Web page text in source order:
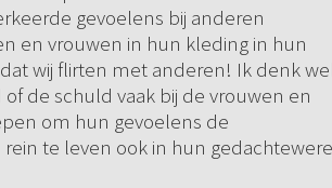
gevoelens bij anderen
en vrouwen in hun kleding in hun
wij flirten met anderen! Ik denk
de schuld vaak bij de vrouwen en
om hun gevoelens de
te leven ook in hun